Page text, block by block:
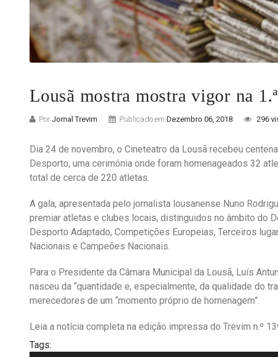
Lousã mostra mostra vigor na
Por Jornal Trevim Publicado em Dezembro 06, 2018 296
Dia 24 de novembro, o Cineteatro da Lousã recebeu
Desporto, uma cerimónia onde foram homenageados 32
total de cerca de 220 atletas.
A gala, apresentada pelo jornalista lousanense Nuno
premiar atletas e clubes locais, distinguidos no âmbito do
Desporto Adaptado, Competições Europeias, Terceiros
Nacionais e Campeões Nacionais.
Para o Presidente da Câmara Municipal da Lousã, Luís
nasceu da “quantidade e, especialmente, da qualidade do
merecedores de um “momento próprio de homenagem”.
Leia a notícia completa na edição impressa do Trevim n.º
Tags: